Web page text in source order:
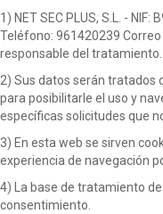
1) NET SEC PLUS, S.L. -
Teléfono: 961420239
responsable del tratamiento.
2) Sus datos serán tratados
para posibilitarle el uso y
específicas solicitudes que
3) En esta web se sirven
experiencia de navegación
4) La base de tratamiento
consentimiento.